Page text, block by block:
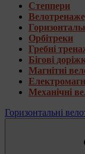
Степпери
Орбітреки
Гребні
Бігові
Магнітні
Механічні
Горизонтальні